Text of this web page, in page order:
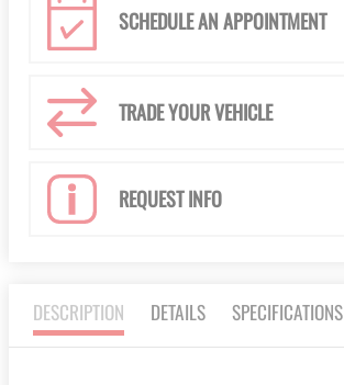
SCHEDULE AN APPOINTMENT
TRADE YOUR VEHICLE
REQUEST INFO
DESCRIPTION DETAILS SPECIFICATIONS